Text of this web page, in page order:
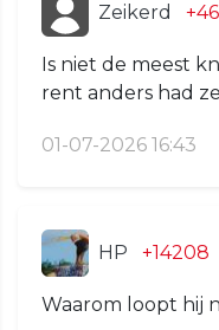
Zeikerd
Is niet de meest
rent anders had
01-07-2026 16:43
HP +14208
Waarom loopt hij